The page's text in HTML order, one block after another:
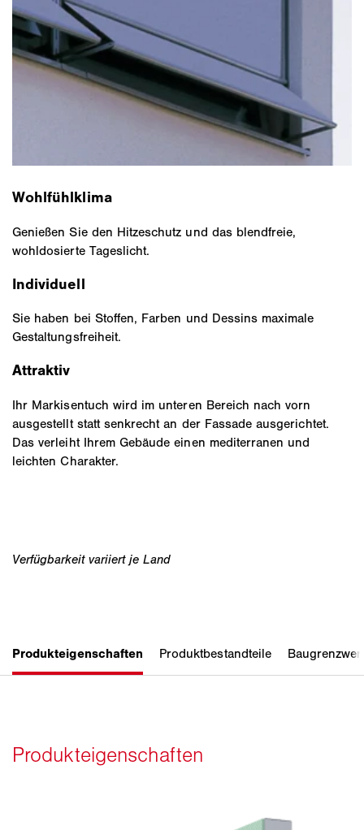
Wohlfühlklima
Genießen Sie den Hitzeschutz und das blendfreie,
wohldosierte Tageslicht.
Individuell
Sie haben bei Stoffen, Farben und Dessins maximale
Gestaltungsfreiheit.
Attraktiv
Ihr Markisentuch wird im unteren Bereich nach vorn
ausgestellt statt senkrecht an der Fassade ausgerichtet.
Das verleiht Ihrem Gebäude einen mediterranen und
leichten Charakter.